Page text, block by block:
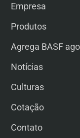
Empresa
Produtos
Agrega BASF
Notícias
Culturas
Cotação
Contato